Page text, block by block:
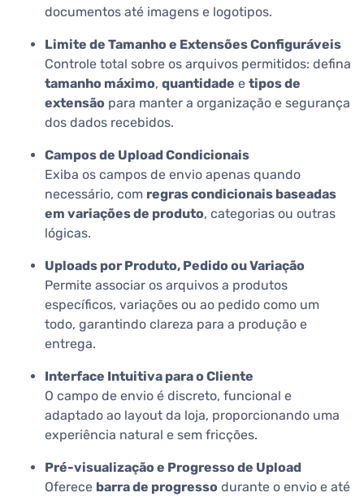
documentos até imagens e logotipos.
Limite de Tamanho e Extensões Configuráveis
Controle total sobre os arquivos permitidos: defina
tamanho máximo, quantidade e tipos de
extensão para manter a organização e segurança
dos dados recebidos.
Campos de Upload Condicionais
Exiba os campos de envio apenas quando
necessário, com regras condicionais baseadas
em variações de produto, categorias ou outras
lógicas.
Uploads por Produto, Pedido ou Variação
Permite associar os arquivos a produtos
específicos, variações ou ao pedido como um
todo, garantindo clareza para a produção e
entrega.
Interface Intuitiva para o Cliente
O campo de envio é discreto, funcional e
adaptado ao layout da loja, proporcionando uma
experiência natural e sem fricções.
Pré-visualização e Progresso de Upload
Oferece barra de progresso durante o envio e até